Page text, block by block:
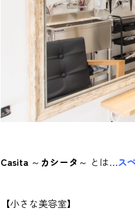
Casita ～ カシータ ～ とは…ス
【小さな美容室】